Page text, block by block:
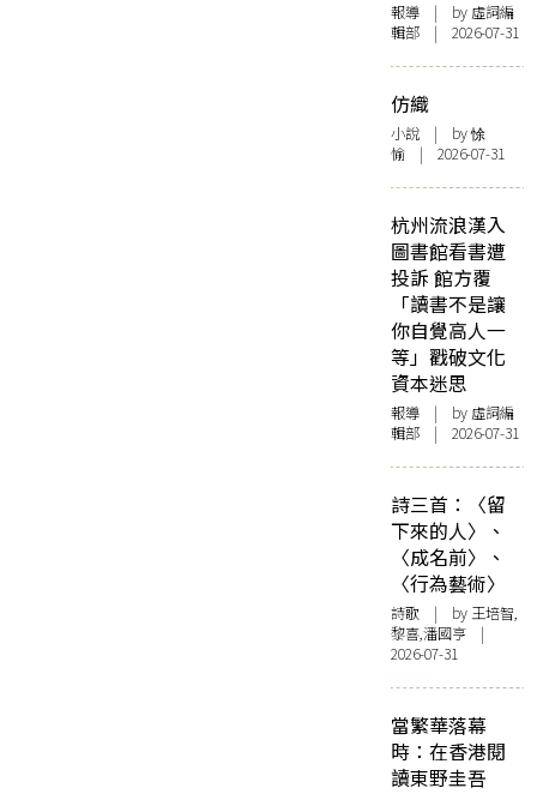
報導 | by 虛詞編
輯部 | 2026-07-31
仿織
小說 | by 悇
愉 | 2026-07-31
杭州流浪漢入
圖書館看書遭
投訴 館方覆
「讀書不是讓
你自覺高人一
等」戳破文化
資本迷思
報導 | by 虛詞編
輯部 | 2026-07-31
詩三首：〈留
下來的人〉、
〈成名前〉、
〈行為藝術〉
詩歌 | by 王培智,
黎喜,潘國亨 |
2026-07-31
當繁華落幕
時：在香港閱
讀東野圭吾